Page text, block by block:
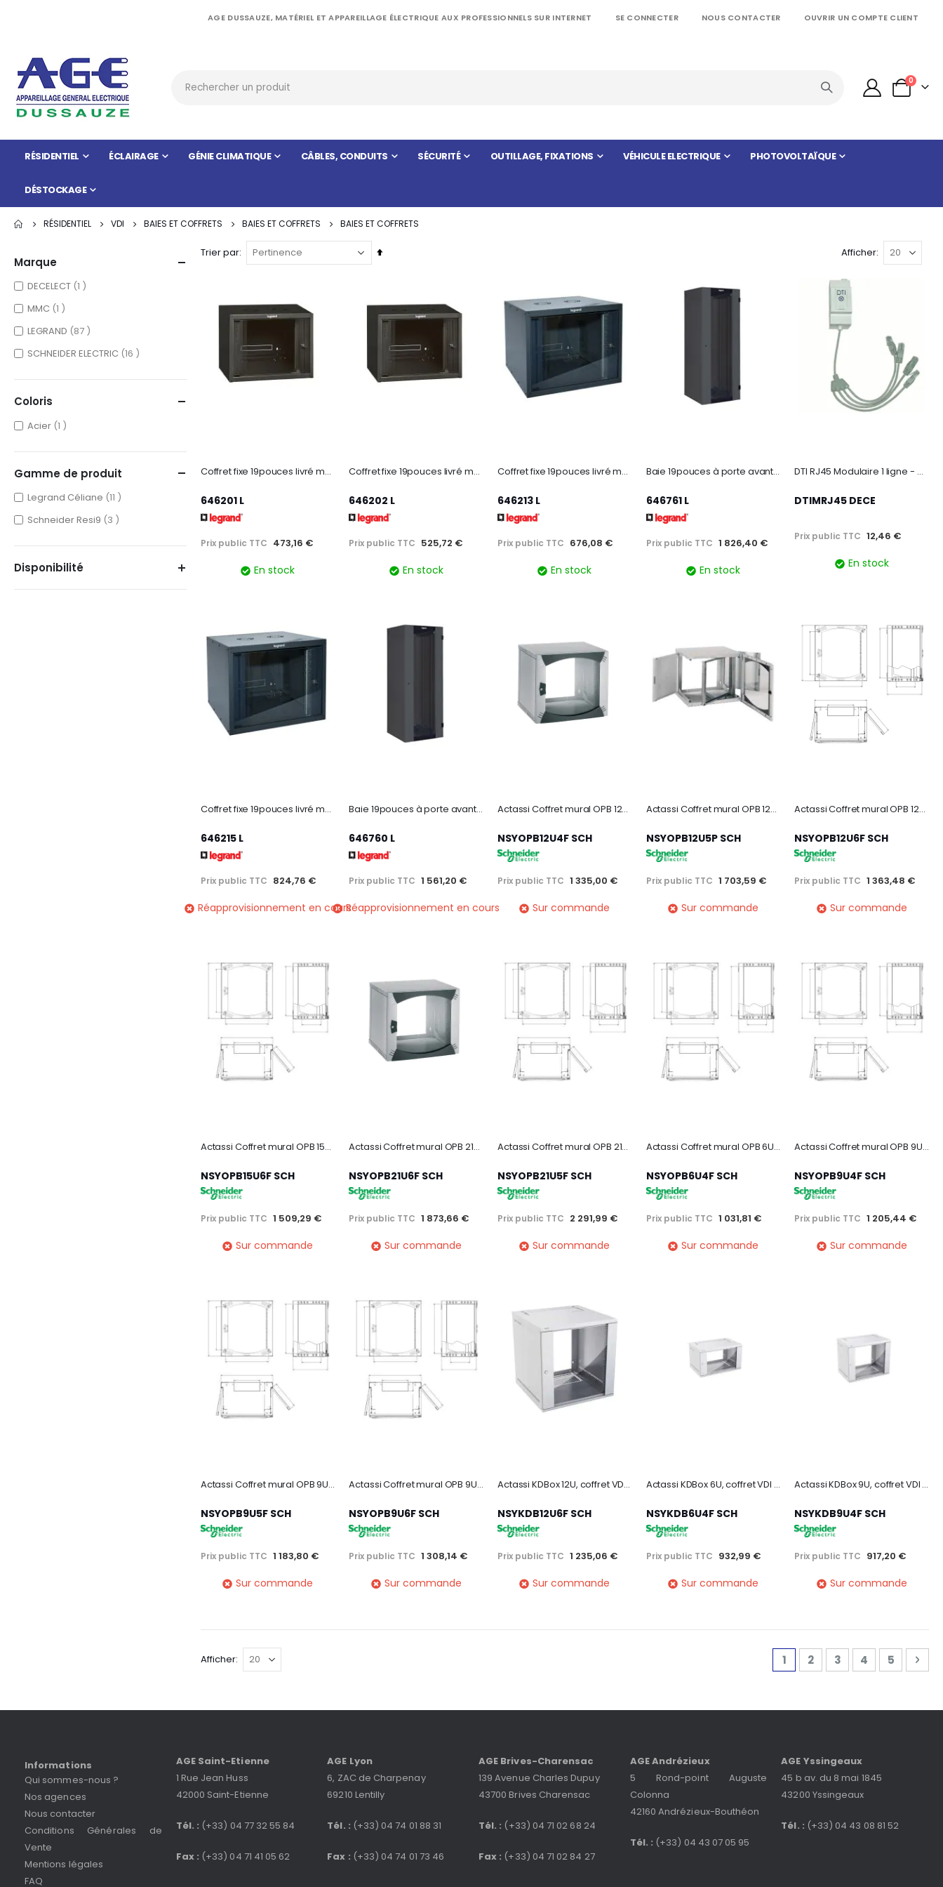
AGE DUSSAUZE, MATÉRIEL ET APPAREILLAGE ÉLECTRIQUE AUX PROFESSIONNELS SUR INTERNET SE CONNECTER NOUS CONTACTER OUVRIR UN COMPTE CLIENT
Panier
0articles
RÉSIDENTIEL ÉCLAIRAGE GÉNIE CLIMATIQUE CÂBLES, CONDUITS SÉCURITÉ OUTILLAGE, FIXATIONS VÉHICULE ELECTRIQUE PHOTOVOLTAÏQUE
DÉSTOCKAGE
RÉSIDENTIEL VDI BAIES ET COFFRETS BAIES ET COFFRETS BAIES ET COFFRETS
Trier par
Par
Afficher
Coffret fixe 19pouces livré monté Linkeo capacité 9U - 492x600x450mm
646201 L
Prix public TTC 473,16 €
En stock
Coffret fixe 19pouces livré monté Linkeo capacité 12U - 625x600x450mm
646202 L
Prix public TTC 525,72 €
En stock
Coffret fixe 19pouces livré monté Linkeo capacité 15U - 759x600x600mm
646213 L
Prix public TTC 676,08 €
En stock
Baie 19pouces à porte avant simple livrée montée Linkeo 42U -2026x600x800mm
646761 L
Prix public TTC 1 826,40 €
En stock
DTI RJ45 Modulaire 1 ligne - Module RC intégré - câble Y RJ1
DTIMRJ45 DECE
Prix public TTC 12,46 €
En stock
Coffret fixe 19pouces livré monté Linkeo capacité 21U - 1025x600x600mm
646215 L
Prix public TTC 824,76 €
Réapprovisionnement en cours
Baie 19pouces à porte avant simple livrée montée Linkeo 42U -2026x600x600mm
646760 L
Prix public TTC 1 561,20 €
Réapprovisionnement en cours
Actassi Coffret mural OPB 12U L600 P400 châssis fixe 19P - porte vitrée - R7035
NSYOPB12U4F SCH
Prix public TTC 1 335,00 €
Sur commande
Actassi Coffret mural OPB 12U L600 P500 châssis pivotant 19P porte vitrée R7035
NSYOPB12U5P SCH
Prix public TTC 1 703,59 €
Sur commande
Actassi Coffret mural OPB 12U L600 P600 châssis fixe 19P - porte vitrée - R7035
NSYOPB12U6F SCH
Prix public TTC 1 363,48 €
Sur commande
Actassi Coffret mural OPB 15U L600 P600 châssis fixe 19P - porte vitrée - R7035
NSYOPB15U6F SCH
Prix public TTC 1 509,29 €
Sur commande
Actassi Coffret mural OPB 21U L600 P600 châssis fixe 19P - porte vitrée - R7035
NSYOPB21U6F SCH
Prix public TTC 1 873,66 €
Sur commande
Actassi Coffret mural OPB 21U L600 P500 châssis fixe 19P - porte vitrée - R7035
NSYOPB21U5F SCH
Prix public TTC 2 291,99 €
Sur commande
Actassi Coffret mural OPB 6U L600 P400 châssis fixe 19P - porte vitrée - R7035
NSYOPB6U4F SCH
Prix public TTC 1 031,81 €
Sur commande
Actassi Coffret mural OPB 9U L600 P400 châssis fixe 19P - porte vitrée - R7035
NSYOPB9U4F SCH
Prix public TTC 1 205,44 €
Sur commande
Actassi Coffret mural OPB 9U L600 P500 châssis fixe 19P - porte vitrée - R7035
NSYOPB9U5F SCH
Prix public TTC 1 183,80 €
Sur commande
Actassi Coffret mural OPB 9U L600 P600 châssis fixe 19P - porte vitrée - R7035
NSYOPB9U6F SCH
Prix public TTC 1 308,14 €
Sur commande
Actassi KDBox 12U, coffret VDI 19p avec vitre Securit, H 618mm L 600mm P 600mm
NSYKDB12U6F SCH
Prix public TTC 1 235,06 €
Sur commande
Actassi KDBox 6U, coffret VDI 19p avec vitre Securit, H 352mm L 600mm P 400mm
NSYKDB6U4F SCH
Prix public TTC 932,99 €
Sur commande
Actassi KDBox 9U, coffret VDI 19p avec vitre Securit, H 485mm L 600mm P 400mm
NSYKDB9U4F SCH
Prix public TTC 917,20 €
Sur commande
Page
Vous lisez actuellement la
1 Page
2 Page
3 Page
4 Page
5
Afficher
Marque
DECELECT 1 item
MMC 1 item
LEGRAND 87 items
SCHNEIDER ELECTRIC 16 items
Coloris
Acier 1 item
Gamme de produit
Legrand Céliane 11 items
Schneider Resi9 3 items
Disponibilité
Informations
Qui sommes-nous ?
Nos agences
Nous contacter
Conditions Générales de
Vente
Mentions légales
FAQ
AGE Saint-Etienne
1 Rue Jean Huss
42000 Saint-Etienne
Tél. : (+33) 04 77 32 55 84
Fax : (+33) 04 71 41 05 62
AGE Lyon
6, ZAC de Charpenay
69210 Lentilly
Tél. : (+33) 04 74 01 88 31
Fax : (+33) 04 74 01 73 46
AGE Brives-Charensac
139 Avenue Charles Dupuy
43700 Brives Charensac
Tél. : (+33) 04 71 02 68 24
Fax : (+33) 04 71 02 84 27
AGE Andrézieux
5 Rond-point Auguste
Colonna
42160 Andrézieux-Bouthéon
Tél. : (+33) 04 43 07 05 95
AGE Yssingeaux
45 b av. du 8 mai 1845
43200 Yssingeaux
Tél. : (+33) 04 43 08 81 52